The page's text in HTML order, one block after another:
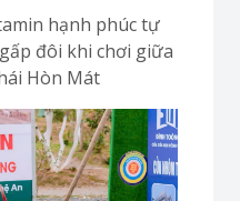
hạnh phúc tự
đôi khi chơi giữa
Hòn Mát